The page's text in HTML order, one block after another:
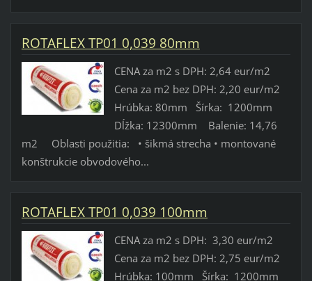
ROTAFLEX TP01 0,039 80mm
CENA za m2 s DPH: 2,64 eur/m2
Cena za m2 bez DPH: 2,20 eur/m2
Hrúbka: 80mm Šírka: 1200mm
Dĺžka: 12300mm Balenie: 14,76
m2 Oblasti použitia: • šikmá strecha • montované
konštrukcie obvodového...
ROTAFLEX TP01 0,039 100mm
CENA za m2 s DPH: 3,30 eur/m2
Cena za m2 bez DPH: 2,75 eur/m2
Hrúbka: 100mm Šírka: 1200mm